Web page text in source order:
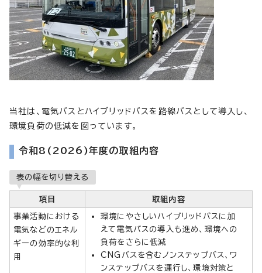
当社は、電気バスとハイブリッドバスを路線バスとして導入し、
環境負荷の低減を図っています。
令和8(2026)年度の取組内容
表の幅を切り替える
項目 取組内容
事業活動における
電気などのエネル
ギーの効率的な利
用
環境にやさしいハイブリッドバスに加
えて電気バスの導入も進め、環境への
負荷をさらに低減
CNGバスを含むノンステップバス、ワ
ンステップバスを運行し、環境対策と